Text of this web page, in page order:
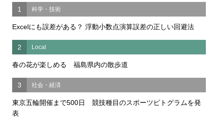
1 科学・技術
Excelにも誤差がある？ 浮動小数点演算誤差の正しい回避法
2 Local
春の花が楽しめる 福島県内の散歩道
3 社会・経済
東京五輪開催まで500日 競技種目のスポーツピトグラムを発
表